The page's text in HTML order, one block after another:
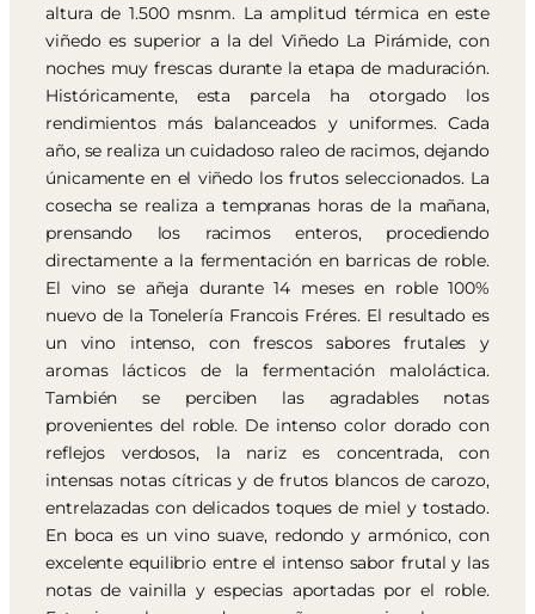
altura de 1.500 msnm. La amplitud térmica en este
viñedo es superior a la del Viñedo La Pirámide, con
noches muy frescas durante la etapa de maduración.
Históricamente, esta parcela ha otorgado los
rendimientos más balanceados y uniformes. Cada
año, se realiza un cuidadoso raleo de racimos, dejando
únicamente en el viñedo los frutos seleccionados. La
cosecha se realiza a tempranas horas de la mañana,
prensando los racimos enteros, procediendo
directamente a la fermentación en barricas de roble.
El vino se añeja durante 14 meses en roble 100%
nuevo de la Tonelería Francois Fréres. El resultado es
un vino intenso, con frescos sabores frutales y
aromas lácticos de la fermentación maloláctica.
También se perciben las agradables notas
provenientes del roble. De intenso color dorado con
reflejos verdosos, la nariz es concentrada, con
intensas notas cítricas y de frutos blancos de carozo,
entrelazadas con delicados toques de miel y tostado.
En boca es un vino suave, redondo y armónico, con
excelente equilibrio entre el intenso sabor frutal y las
notas de vainilla y especias aportadas por el roble.